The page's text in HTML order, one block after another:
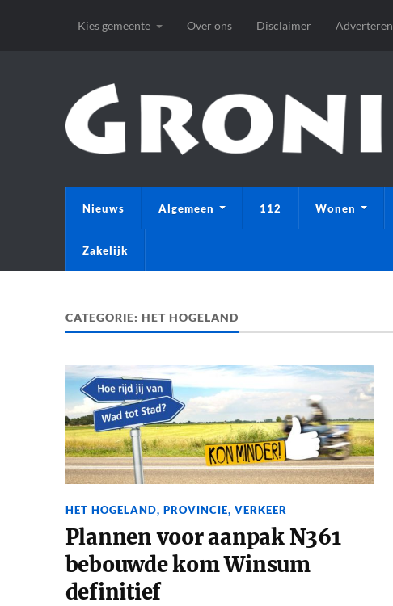
Kies gemeente Over ons Disclaimer Adverteren
Nieuws Algemeen 112 Wonen
Zakelijk
CATEGORIE: HET HOGELAND
HET HOGELAND, PROVINCIE, VERKEER
Plannen voor aanpak N361
bebouwde kom Winsum
definitief